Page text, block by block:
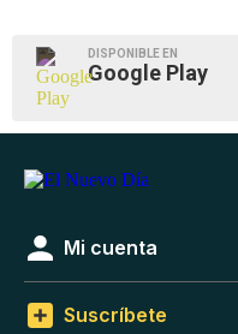
DISPONIBLE EN
Google Play
Mi cuenta
Suscríbete